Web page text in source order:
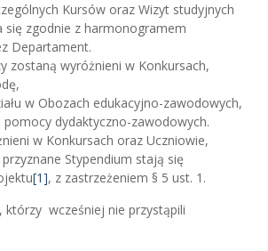
Kursów oraz Wizyt studyjnych
się zgodnie z harmonogramem
Departament.
zostaną wyróżnieni w Konkursach,
w Obozach edukacyjno-zawodowych,
dydaktyczno-zawodowych.
w Konkursach oraz Uczniowie,
Stypendium stają się
[1], z zastrzeżeniem § 5 ust. 1.
którzy wcześniej nie przystąpili